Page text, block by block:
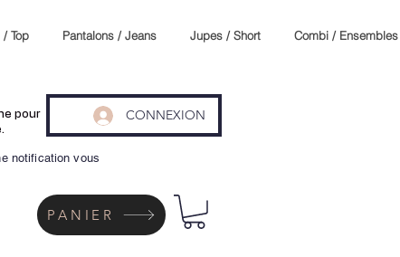
/ Top Pantalons / Jeans Jupes / Short Combi / Ensembles
CONNEXION
PANIER
pour
notification vous